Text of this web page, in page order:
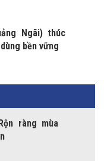
Ngãi) thúc
bền vững
ràng mùa